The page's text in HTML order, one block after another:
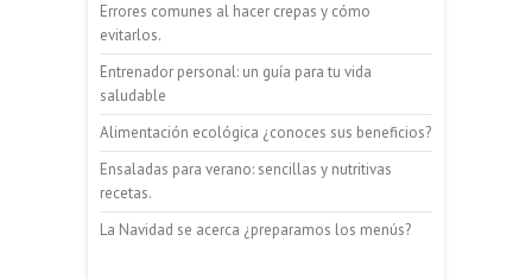
Errores comunes al hacer crepas y cómo
evitarlos.
Entrenador personal: un guía para tu vida
saludable
Alimentación ecológica ¿conoces sus beneficios?
Ensaladas para verano: sencillas y nutritivas
recetas.
La Navidad se acerca ¿preparamos los menús?